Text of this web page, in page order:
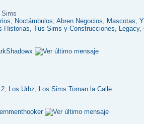
Sims
, Noctámbulos,Abren Negocios, Mascotas,
Historias,Tus Sims y Construcciones, Legacy,
Los Urbz
Los Sims Toman la Calle